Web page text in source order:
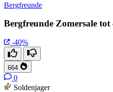
Bergfreunde
Bergfreunde Zomersale
-40%
664
0
Soldenjager